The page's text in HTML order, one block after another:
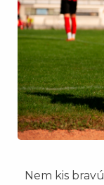
Nem kis